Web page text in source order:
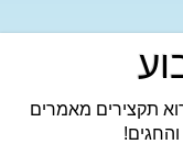
תקצירים מאמרים